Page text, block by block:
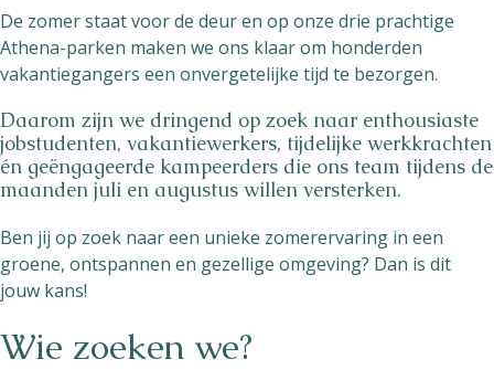
De zomer staat voor de deur en op onze drie prachtige
Athena-parken maken we ons klaar om honderden
vakantiegangers een onvergetelijke tijd te bezorgen.
Daarom zijn we dringend op zoek naar enthousiaste
jobstudenten, vakantiewerkers, tijdelijke werkkrachten
én geëngageerde kampeerders die ons team tijdens de
maanden juli en augustus willen versterken.
Ben jij op zoek naar een unieke zomerervaring in een
groene, ontspannen en gezellige omgeving? Dan is dit
jouw kans!
Wie zoeken we?